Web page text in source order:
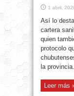
1 abril,
Así lo
cartera
quien
protocolo
la
Leer más